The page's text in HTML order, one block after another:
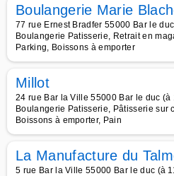
Boulangerie Marie
77 rue Ernest Bradfer 55000 Bar le
Boulangerie Patisserie, Retrait en
Parking, Boissons à emporter
Millot
24 rue Bar la Ville 55000 Bar le duc (à
Boulangerie Patisserie, Pâtisserie sur
Boissons à emporter, Pain
La Manufacture du
5 rue Bar la Ville 55000 Bar le duc (à